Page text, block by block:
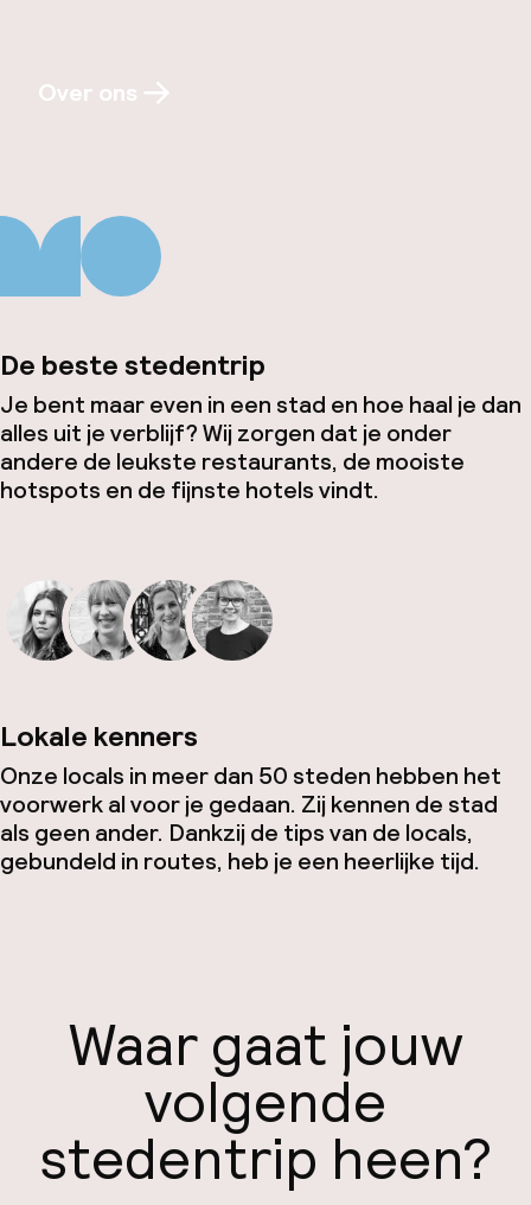
Over ons
De beste stedentrip
Je bent maar even in een stad en hoe haal je dan
alles uit je verblijf? Wij zorgen dat je onder
andere de leukste restaurants, de mooiste
hotspots en de fijnste hotels vindt.
Lokale kenners
Onze locals in meer dan 50 steden hebben het
voorwerk al voor je gedaan. Zij kennen de stad
als geen ander. Dankzij de tips van de locals,
gebundeld in routes, heb je een heerlijke tijd.
Waar gaat jouw
volgende
stedentrip heen?